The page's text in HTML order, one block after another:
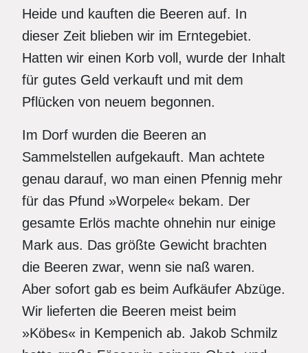
Heide und kauften die Beeren auf. In
dieser Zeit blieben wir im Erntegebiet.
Hatten wir einen Korb voll, wurde der Inhalt
für gutes Geld verkauft und mit dem
Pflücken von neuem begonnen.
Im Dorf wurden die Beeren an
Sammelstellen aufgekauft. Man achtete
genau darauf, wo man einen Pfennig mehr
für das Pfund »Worpele« bekam. Der
gesamte Erlös machte ohnehin nur einige
Mark aus. Das größte Gewicht brachten
die Beeren zwar, wenn sie naß waren.
Aber sofort gab es beim Aufkäufer Abzüge.
Wir lieferten die Beeren meist beim
»Köbes« in Kempenich ab. Jakob Schmilz